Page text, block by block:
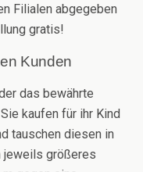
Filialen abgegeben
gratis!
Kunden
das bewährte
kaufen für ihr Kind
tauschen diesen in
jeweils größeres